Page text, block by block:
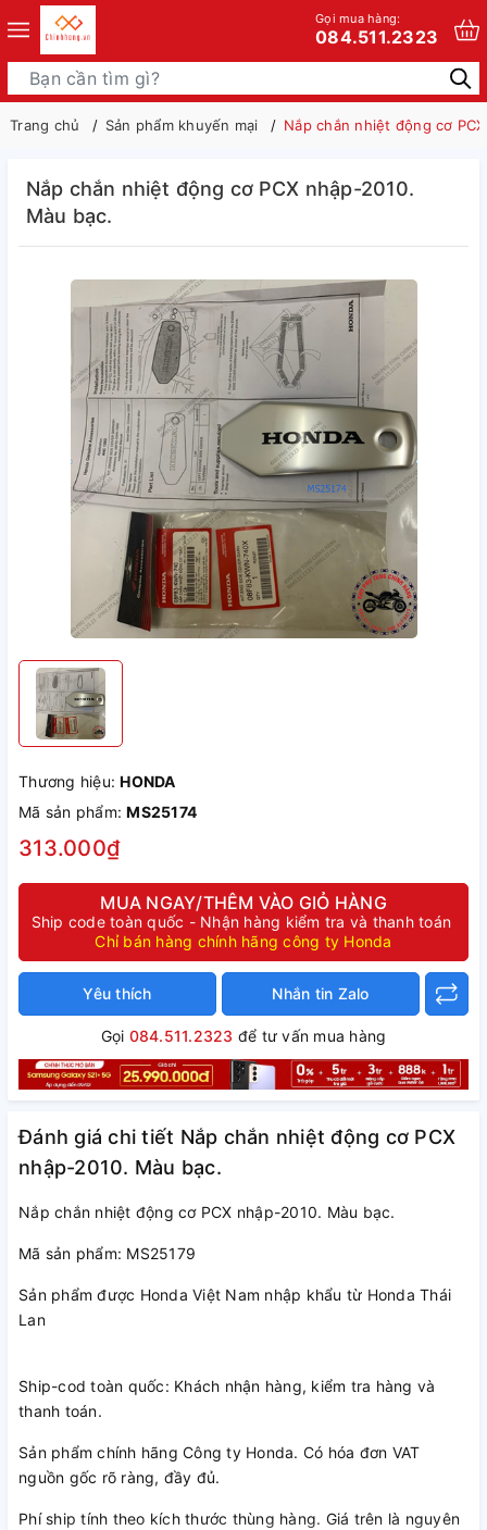
Gọi mua hàng:
084.511.2323
Trang chủ Sản phẩm khuyến mại Nắp chắn nhiệt động cơ
Nắp chắn nhiệt động cơ PCX nhập-2010.
Màu bạc.
Thương hiệu:HONDA
Mã sản phẩm:MS25174
313.000₫
MUA NGAY/THÊM VÀO GIỎ HÀNG
Ship code toàn quốc - Nhận hàng kiểm tra và thanh toán
Chỉ bán hàng chính hãng công ty Honda
Yêu thích Nhắn tin Zalo
Gọi 084.511.2323 để tư vấn mua hàng
Đánh giá chi tiết Nắp chắn nhiệt động cơ PCX
nhập-2010. Màu bạc.
Nắp chắn nhiệt động cơ PCX nhập-2010. Màu bạc.
Mã sản phẩm: MS25179
Sản phẩm được Honda Việt Nam nhập khẩu từ Honda Thái
Lan
Ship-cod toàn quốc: Khách nhận hàng, kiểm tra hàng và
thanh toán.
Sản phẩm chính hãng Công ty Honda. Có hóa đơn VAT
nguồn gốc rõ ràng, đầy đủ.
Phí ship tính theo kích thước thùng hàng. Giá trên là nguyên